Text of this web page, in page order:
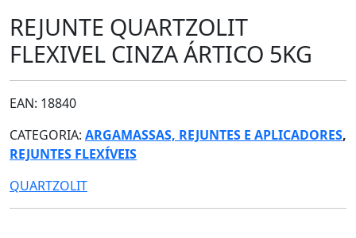
REJUNTE QUARTZOLIT
FLEXIVEL CINZA ÁRTICO 5KG
EAN: 18840
CATEGORIA: ARGAMASSAS, REJUNTES E APLICADORES,
REJUNTES FLEXÍVEIS
QUARTZOLIT